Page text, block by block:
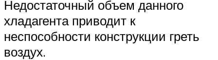
Недостаточный объем данного
хладагента приводит к
неспособности конструкции греть
воздух.